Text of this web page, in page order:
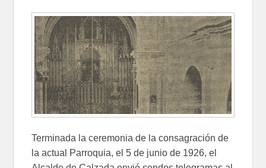
Terminada la ceremonia de la consagración de
la actual Parroquia, el 5 de junio de 1926, el